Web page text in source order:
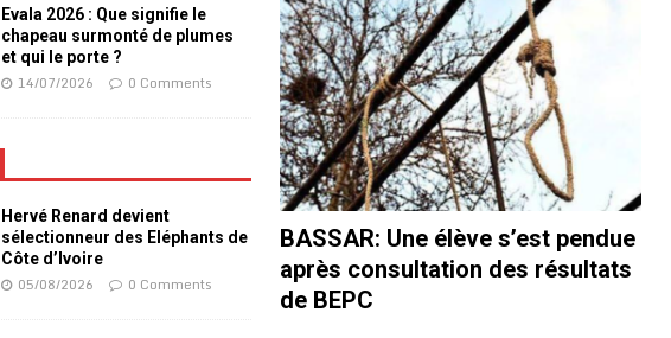
Evala 2026 : Que signifie le
chapeau surmonté de plumes
et qui le porte ?
14/07/2026 0 Comments
Hervé Renard devient
sélectionneur des Eléphants de
Côte d’Ivoire
05/08/2026 0 Comments
BASSAR: Une élève s’est pendue
après consultation des résultats
de BEPC